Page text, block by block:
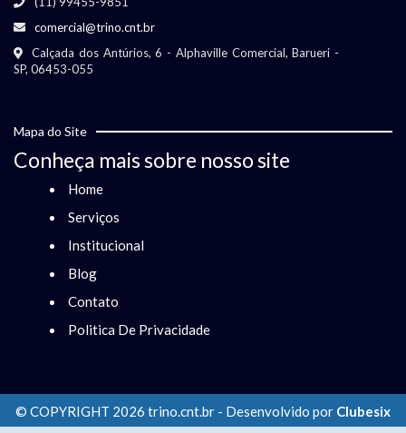
comercial@trino.cnt.br
Calçada dos Antúrios, 6 - Alphaville Comercial, Barueri -
SP, 06453-055
Mapa do Site
Conheça mais sobre nosso site
Home
Serviços
Institucional
Blog
Contato
Politica De Privacidade
© COPYRIGHT 2026 trino.cnt.br - Desenvolvido por Clubesix